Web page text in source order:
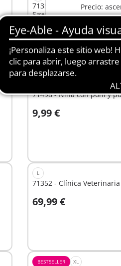
Precio:
Preço:
Productos más
Nuevos
71358 - Hora de Comer
Sawdust
9,99 €
A la cesta
71498 - Niña con poni y
9,99 €
A la cesta
L
71352 - Clínica Veterinaria
69,99 €
A la cesta
BESTSELLER XL